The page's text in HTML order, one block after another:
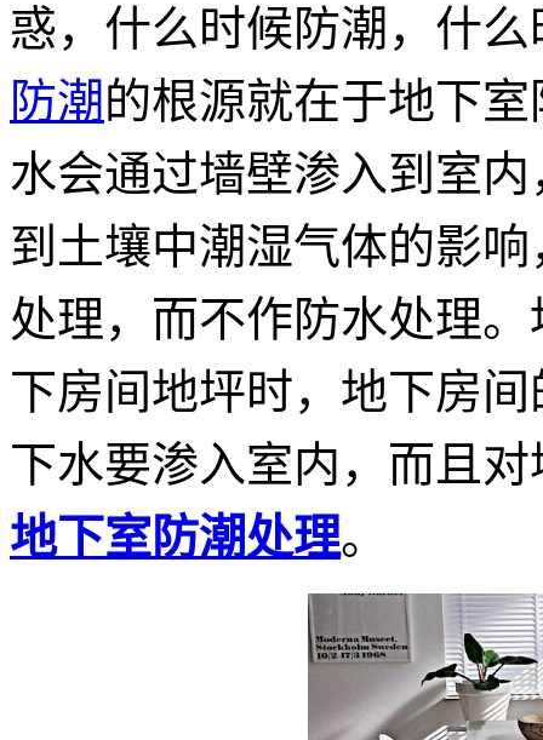
惑，什么时候防潮，什
防潮的根源就在于地下
水会通过墙壁渗入到室
到土壤中潮湿气体的影
处理，而不作防水处理
下房间地坪时，地下房
下水要渗入室内，而且
地下室防潮处理。